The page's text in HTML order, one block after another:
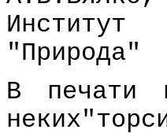
"Природа"
В печати